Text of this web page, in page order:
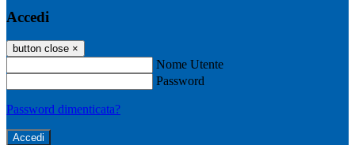
Accedi
button close ×
Nome Utente
Password
Password dimenticata?